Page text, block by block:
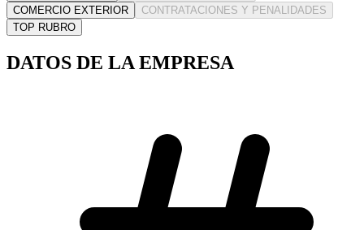
COMERCIO EXTERIOR
CONTRATACIONES Y PENALIDADES
TOP RUBRO
DATOS DE LA EMPRESA